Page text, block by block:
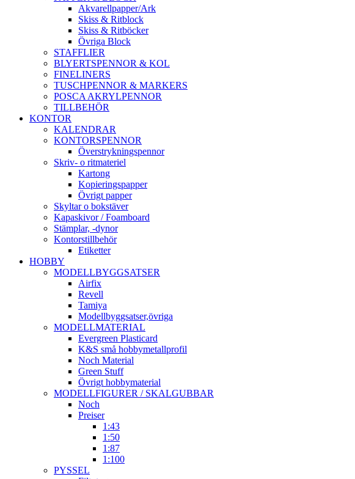
Akvarellpapper/Ark
Skiss & Ritblock
Skiss & Ritböcker
Övriga Block
STAFFLIER
BLYERTSPENNOR & KOL
FINELINERS
TUSCHPENNOR & MARKERS
POSCA AKRYLPENNOR
TILLBEHÖR
KONTOR
KALENDRAR
KONTORSPENNOR
Överstrykningspennor
Skriv- o ritmateriel
Kartong
Kopieringspapper
Övrigt papper
Skyltar o bokstäver
Kapaskivor / Foamboard
Stämplar, -dynor
Kontorstillbehör
Etiketter
HOBBY
MODELLBYGGSATSER
Airfix
Revell
Tamiya
Modellbyggsatser,övriga
MODELLMATERIAL
Evergreen Plasticard
K&S små hobbymetallprofil
Noch Material
Green Stuff
Övrigt hobbymaterial
MODELLFIGURER / SKALGUBBAR
Noch
Preiser
1:43
1:50
1:87
1:100
PYSSEL